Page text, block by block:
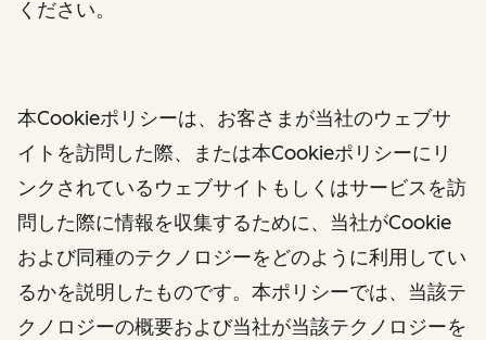
ください。
本Cookieポリシーは、お客さまが当社のウェブサ
イトを訪問した際、または本Cookieポリシーにリ
ンクされているウェブサイトもしくはサービスを訪
問した際に情報を収集するために、当社がCookie
および同種のテクノロジーをどのように利用してい
るかを説明したものです。本ポリシーでは、当該テ
クノロジーの概要および当社が当該テクノロジーを